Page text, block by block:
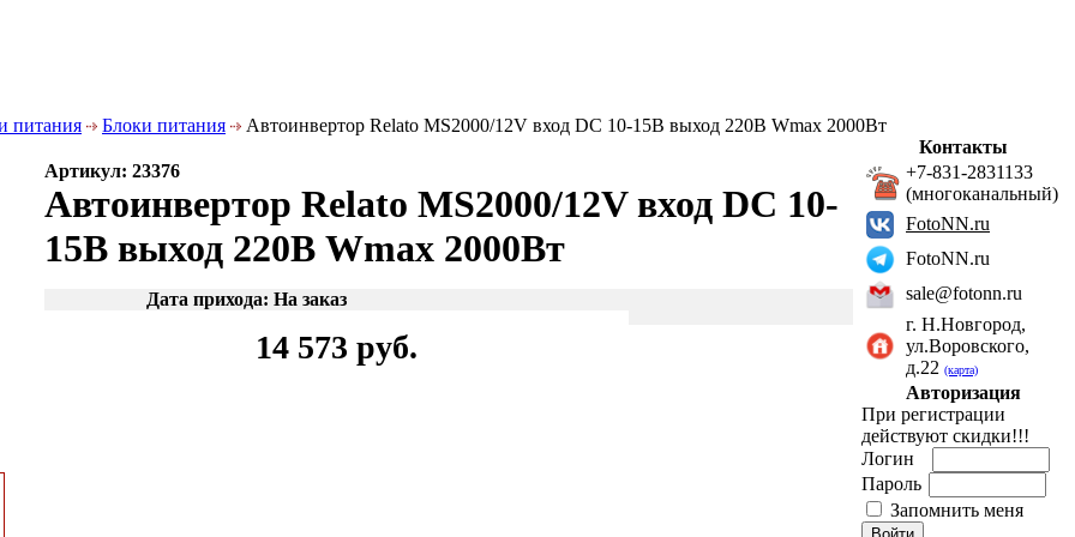
питания Блоки питания Автоинвертор Relato MS2000/12V вход DC 10-15В выход 220В Wmax 2000Вт
Артикул: 23376
Автоинвертор Relato MS2000/12V вход DC 10-
15В выход 220В Wmax 2000Вт
Дата прихода: На заказ
14 573 руб.
Контакты
+7-831-2831133
(многоканальный)
FotoNN.ru
FotoNN.ru
sale@fotonn.ru
г. Н.Новгород,
ул.Воровского,
д.22 (карта)
Авторизация
При регистрации
действуют скидки!!!
Логин
Пароль
Запомнить меня